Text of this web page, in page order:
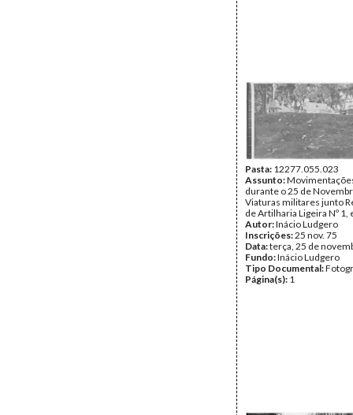
Pasta: 12277.055.023
Assunto:
durante o 25 de
Viaturas militares junto
de Artilharia Ligeira Nº 1,
Autor:Inácio Ludgero
Inscrições:25 nov. 75
Data:terça, 25 de
Fundo:Inácio Ludgero
Tipo Documental:
Página(s): 1